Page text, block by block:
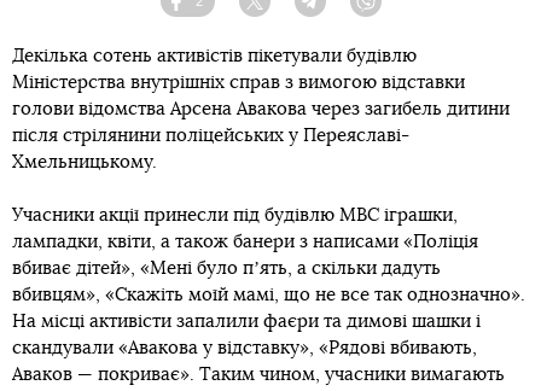
Facebook Twitter TelegramViber
Декілька сотень активістів пікетували будівлю
Міністерства внутрішніх справ з вимогою відставки
голови відомства Арсена Авакова через загибель дитини
після стрілянини поліцейських у Переяславі-
Хмельницькому.
Учасники акції принесли під будівлю МВС іграшки,
лампадки, квіти, а також банери з написами «Поліція
вбиває дітей», «Мені було пʼять, а скільки дадуть
вбивцям», «Скажіть моїй мамі, що не все так однозначно».
На місці активісти запалили фаєри та димові шашки і
скандували «Авакова у відставку», «Рядові вбивають,
Аваков — покриває». Таким чином, учасники вимагають